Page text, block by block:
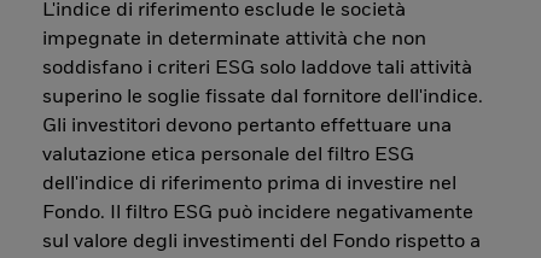
L'indice di riferimento esclude le società
impegnate in determinate attività che non
soddisfano i criteri ESG solo laddove tali attività
superino le soglie fissate dal fornitore dell'indice.
Gli investitori devono pertanto effettuare una
valutazione etica personale del filtro ESG
dell'indice di riferimento prima di investire nel
Fondo. Il filtro ESG può incidere negativamente
sul valore degli investimenti del Fondo rispetto a